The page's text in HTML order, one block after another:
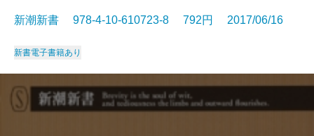
新潮新書 978-4-10-610723-8 792円 2017/06/16
新書電子書籍あり